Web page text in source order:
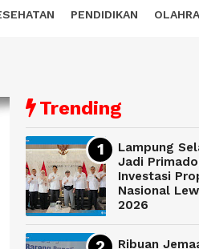
PENDIDIKAN
Trending
Lampung
Jadi
Investasi
Nasional
2026
Ribuan